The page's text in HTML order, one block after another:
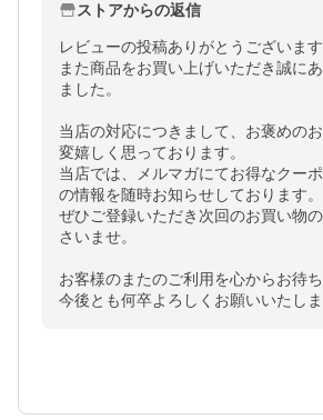
ストアからの返信
レビューの投稿ありがとうございます
また商品をお買い上げいただき誠に
ました。
当店の対応につきまして、お褒めの
変嬉しく思っております。
当店では、メルマガにてお得なクー
の情報を随時お知らせしております。
ぜひご登録いただき次回のお買い物
さいませ。
お客様のまたのご利用を心からお待ち
今後とも何卒よろしくお願いいたしま